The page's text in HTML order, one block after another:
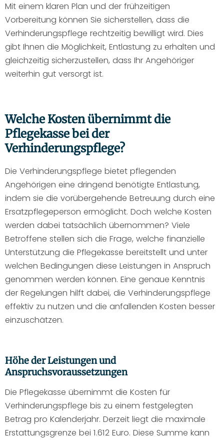
Mit einem klaren Plan und der frühzeitigen
Vorbereitung können Sie sicherstellen, dass die
Verhinderungspflege rechtzeitig bewilligt wird. Dies
gibt Ihnen die Möglichkeit, Entlastung zu erhalten und
gleichzeitig sicherzustellen, dass Ihr Angehöriger
weiterhin gut versorgt ist.
Welche Kosten übernimmt die
Pflegekasse bei der
Verhinderungspflege?
Die Verhinderungspflege bietet pflegenden
Angehörigen eine dringend benötigte Entlastung,
indem sie die vorübergehende Betreuung durch eine
Ersatzpflegeperson ermöglicht. Doch welche Kosten
werden dabei tatsächlich übernommen? Viele
Betroffene stellen sich die Frage, welche finanzielle
Unterstützung die Pflegekasse bereitstellt und unter
welchen Bedingungen diese Leistungen in Anspruch
genommen werden können. Eine genaue Kenntnis
der Regelungen hilft dabei, die Verhinderungspflege
effektiv zu nutzen und die anfallenden Kosten besser
einzuschätzen.
Höhe der Leistungen und
Anspruchsvoraussetzungen
Die Pflegekasse übernimmt die Kosten für
Verhinderungspflege bis zu einem festgelegten
Betrag pro Kalenderjahr. Derzeit liegt die maximale
Erstattungsgrenze bei 1.612 Euro. Diese Summe kann